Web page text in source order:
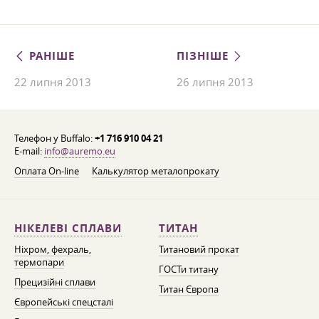
РАНІШЕ
22 липня 2013
ПІЗНІШЕ
26 липня 2013
Телефон у Buffalo:+1 716 910 04 21
E-mail: info@auremo.eu
Оплата On-line
Калькулятор металопрокату
НІКЕЛЕВІ СПЛАВИ
Ніхром, фехраль,
термопари
Прецизійні сплави
Європейські спецсталі
ТИТАН
Титановий прокат
ГОСТи титану
Титан Європа